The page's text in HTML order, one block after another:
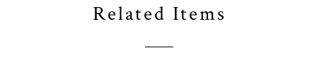
Related Items